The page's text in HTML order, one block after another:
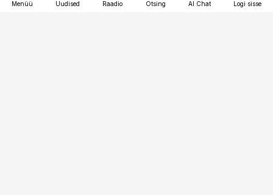
Menüü Uudised Raadio Otsing AI Chat Logi sisse